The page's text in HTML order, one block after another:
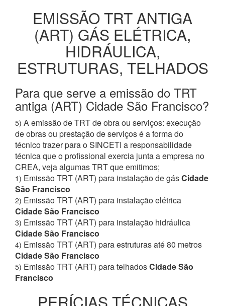
EMISSÃO TRT ANTIGA
(ART) GÁS ELÉTRICA,
HIDRÁULICA,
ESTRUTURAS, TELHADOS
Para que serve a emissão do TRT
antiga (ART) Cidade São Francisco?
5) A emissão de TRT de obra ou serviços: execução
de obras ou prestação de serviços é a forma do
técnico trazer para o SINCETI a responsabilidade
técnica que o profissional exercia junta a empresa no
CREA, veja algumas TRT que emitimos;
1) Emissão TRT (ART) para instalação de gásCidade
São Francisco
2) Emissão TRT (ART) para instalação elétrica
Cidade São Francisco
3) Emissão TRT (ART) para instalação hidráulica
Cidade São Francisco
4) Emissão TRT (ART) para estruturas até 80 metros
Cidade São Francisco
5) Emissão TRT (ART) para telhadosCidade São
Francisco
PERÍCIAS TÉCNICAS